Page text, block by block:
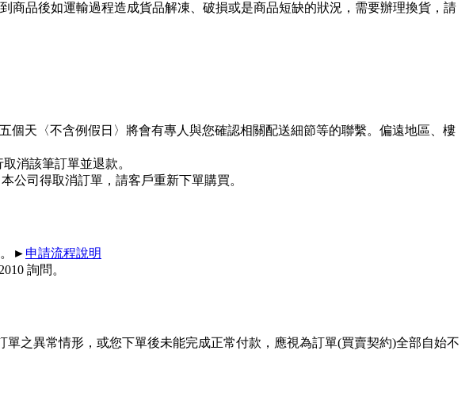
品後如運輸過程造成貨品解凍、破損或是商品短缺的狀況，需要辦理換貨，請
天〈不含例假日〉將會有專人與您確認相關配送細節等的聯繫。偏遠地區、樓
消該筆訂單並退款。
公司得取消訂單，請客戶重新下單購買。
。► 申請流程說明
詢問。
之異常情形，或您下單後未能完成正常付款，應視為訂單(買賣契約)全部自始不